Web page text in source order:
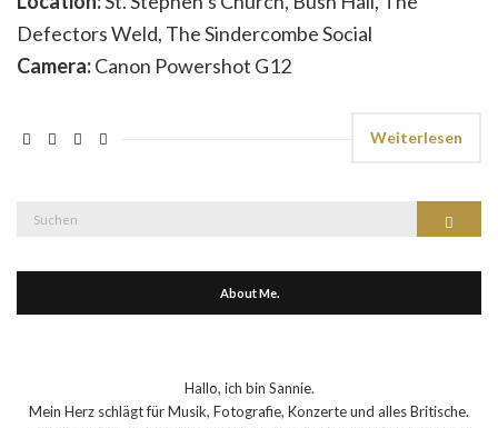
Defectors Weld, The Sindercombe Social
Camera:Canon Powershot G12
Weiterlesen
About Me.
Hallo, ich bin Sannie.
Mein Herz schlägt für Musik, Fotografie, Konzerte und alles Britische.